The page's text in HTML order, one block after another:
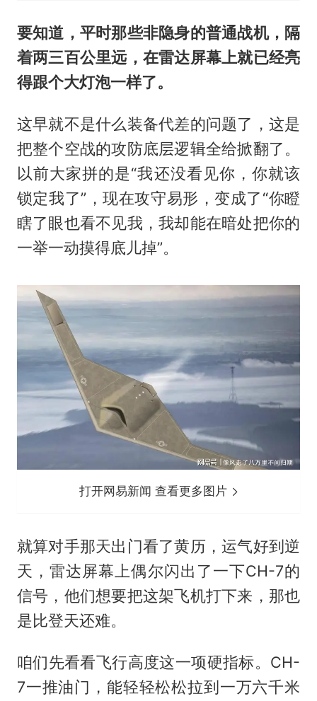
要知道，平时那些非隐身的普通战机，隔
着两三百公里远，在雷达屏幕上就已经亮
得跟个大灯泡一样了。
这早就不是什么装备代差的问题了，这是
把整个空战的攻防底层逻辑全给掀翻了。
以前大家拼的是“我还没看见你，你就该
锁定我了”，现在攻守易形，变成了“你瞪
瞎了眼也看不见我，我却能在暗处把你的
一举一动摸得底儿掉”。
打开网易新闻 查看更多图片
就算对手那天出门看了黄历，运气好到逆
天，雷达屏幕上偶尔闪出了一下CH-7的
信号，他们想要把这架飞机打下来，那也
是比登天还难。
咱们先看看飞行高度这一项硬指标。CH-
7一推油门，能轻轻松松拉到一万六千米